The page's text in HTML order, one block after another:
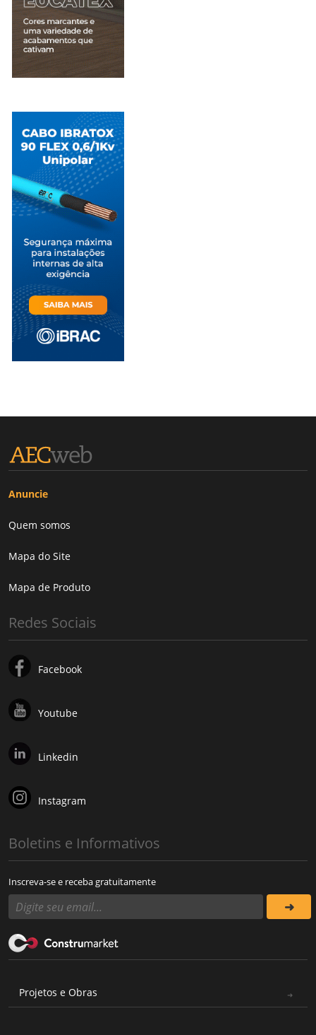
Anuncie
Quem somos
Mapa do Site
Mapa de Produto
Redes Sociais
Facebook
Youtube
Linkedin
Instagram
Boletins e Informativos
Inscreva-se e receba gratuitamente
Projetos e Obras